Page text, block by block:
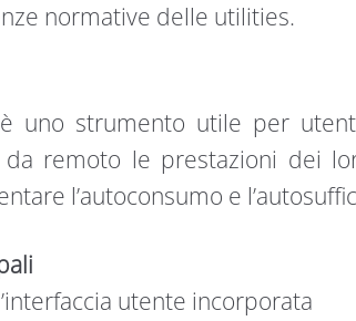
normative delle utilities.
uno strumento utile per
remoto le prestazioni dei
l’autoconsumo e
utente incorporata